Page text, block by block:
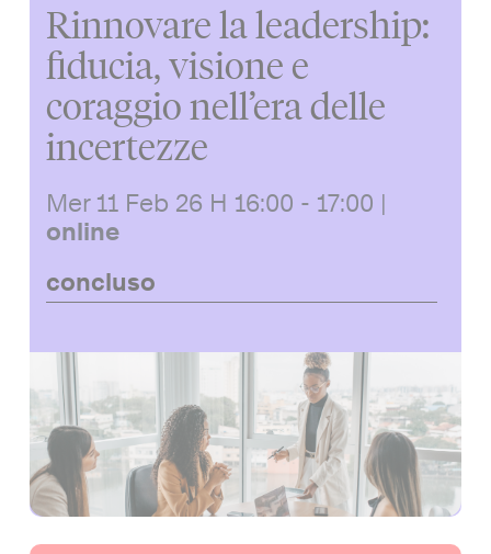
Rinnovare la leadership:
fiducia, visione e
coraggio nell’era delle
incertezze
Mer 11 Feb 26 H 16:00 - 17:00 |
online
concluso